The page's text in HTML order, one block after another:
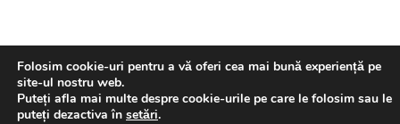
Folosim cookie-uri pentru a vă oferi cea mai bună experiență pe
site-ul nostru web.
Puteți afla mai multe despre cookie-urile pe care le folosim sau le
puteți dezactiva în setări.